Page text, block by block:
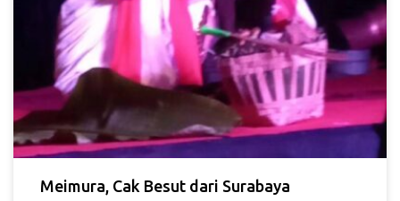
Meimura, Cak Besut dari Surabaya